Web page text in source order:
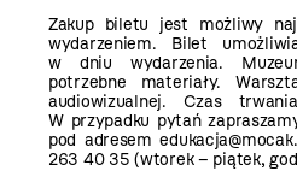
Zakup biletu jest możliwy
wydarzeniem. Bilet
w dniu wydarzenia.
potrzebne materiały.
audiowizualnej. Czas
W przypadku pytań
pod adresem
263 40 35 (wtorek – piątek,